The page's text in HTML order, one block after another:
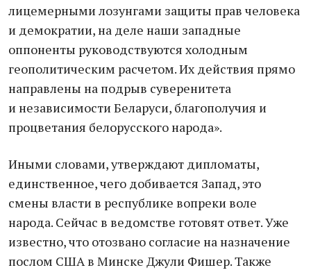
лицемерными лозунгами защиты прав человека
и демократии, на деле наши западные
оппоненты руководствуются холодным
геополитическим расчетом. Их действия прямо
направлены на подрыв суверенитета
и независимости Беларуси, благополучия и
процветания белорусского народа».
Иными словами, утверждают дипломаты,
единственное, чего добивается Запад, это
смены власти в республике вопреки воле
народа. Сейчас в ведомстве готовят ответ. Уже
известно, что отозвано согласие на назначение
послом США в Минске Джули Фишер. Также